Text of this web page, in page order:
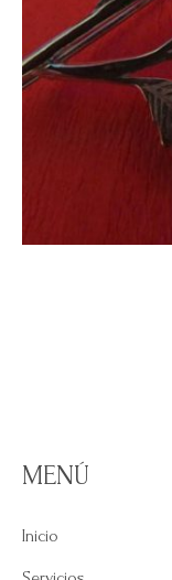
MENÚ
Inicio